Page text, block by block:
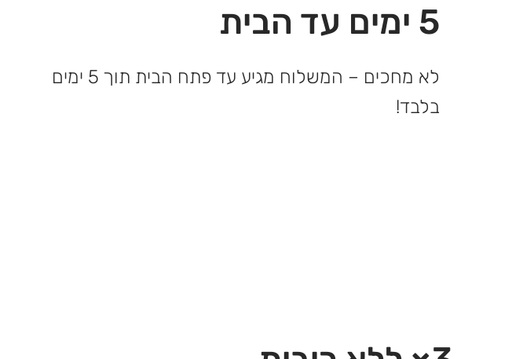
5 ימים עד הבית
לא מחכים – המשלוח מגיע עד פתח הבית תוך 5 ימים
בלבד!